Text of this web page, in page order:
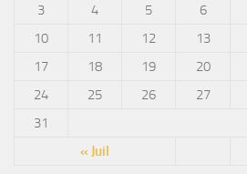
« Juil
3
4 5 6
10
11 12 13
17
18 19 20
24
25 26 27
31